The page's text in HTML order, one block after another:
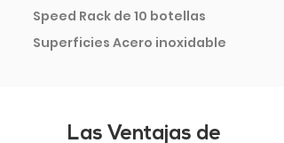
Speed Rack de 10 botellas
Superficies Acero inoxidable
Las Ventajas de